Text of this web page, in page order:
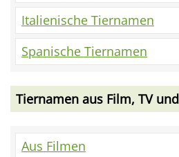
Italienische Tiernamen
Spanische Tiernamen
Tiernamen aus Film, TV
Aus Filmen